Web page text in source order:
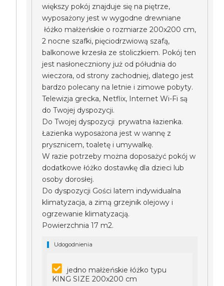
większy pokój znajduje się na piętrze,
wyposażony jest w wygodne drewniane
łóżko małżeńskie o rozmiarze 200x200 cm,
2 nocne szafki, pięciodrzwiową szafą,
balkonowe krzesła ze stoliczkiem. Pokój ten
jest nasłoneczniony już od półudnia do
wieczora, od strony zachodniej, dlatego jest
bardzo polecany na letnie i zimowe pobyty.
Telewizja grecka, Netflix, Internet Wi-Fi są
do Twojej dyspozycji.
Do Twojej dyspozycji prywatna łazienka.
Łazienka wyposażona jest w wannę z
prysznicem, toaletę i umywalkę.
W razie potrzeby można doposażyć pokój w
dodatkowe łóżko dostawkę dla dzieci lub
osoby dorosłej.
Do dyspozycji Gości latem indywidualna
klimatyzacja, a zimą grzejnik olejowy i
ogrzewanie klimatyzacją.
Powierzchnia 17 m2.
Udogodnienia
jedno małżeńskie łóżko typu
KING SIZE 200x200 cm